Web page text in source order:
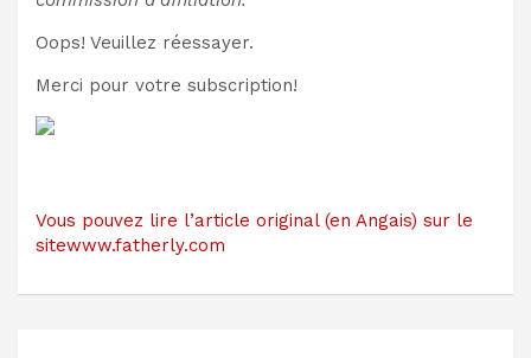
Oops! Veuillez réessayer.
Merci pour votre subscription!
Vous pouvez lire l’article original (en Angais) sur le
sitewww.fatherly.com